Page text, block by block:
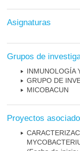
Asignaturas
Grupos de
INMUNOLOGÍA
GRUPO DE
MICOBAC­UN
Proyectos